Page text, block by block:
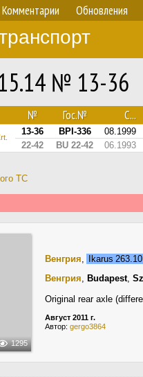
Комментарии Обновления
№ 13-36
№ Гос.№ С...
13-36 BPI-336
08.1999
22-42
BU 22-42 06.1993
ТС
1295
Венгрия,
Ikarus
Венгрия, Budapest,
Original rear axle
Август 2011 г.
Автор: gergo3864